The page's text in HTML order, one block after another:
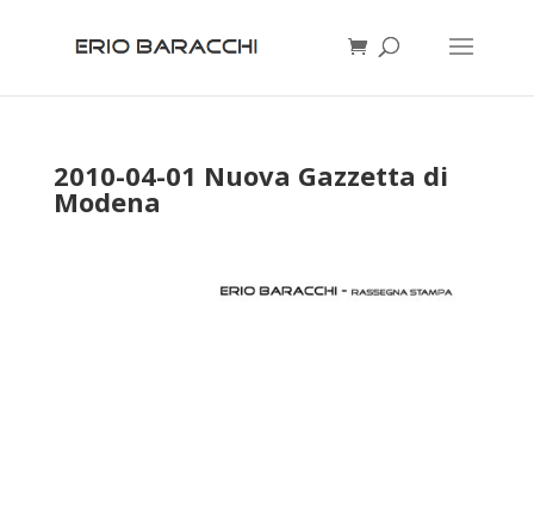
2010-04-01 Nuova Gazzetta di
Modena